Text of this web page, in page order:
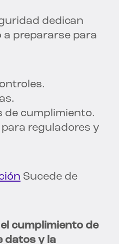
dedican
prepararse para
de cumplimiento.
reguladores y
Sucede de
cumplimiento de
datos y la